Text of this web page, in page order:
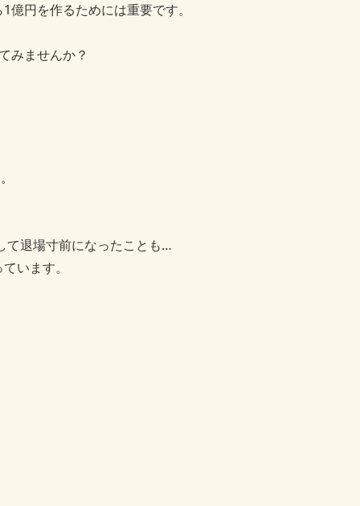
円を作るためには重要です。
みませんか？
て退場寸前になったことも…
います。